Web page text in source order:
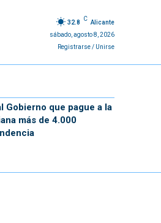
32.8
C
Alicante
sábado, agosto 8, 2026
Registrarse / Unirse
Gobierno que pague a la
más de 4.000